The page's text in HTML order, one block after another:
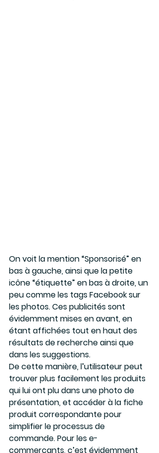
On voit la mention “Sponsorisé” en
bas à gauche, ainsi que la petite
icône “étiquette” en bas à droite, un
peu comme les tags Facebook sur
les photos. Ces publicités sont
évidemment mises en avant, en
étant affichées tout en haut des
résultats de recherche ainsi que
dans les suggestions.
De cette manière, l’utilisateur peut
trouver plus facilement les produits
qui lui ont plu dans une photo de
présentation, et accéder à la fiche
produit correspondante pour
simplifier le processus de
commande. Pour les e-
commerçants, c’est évidemment